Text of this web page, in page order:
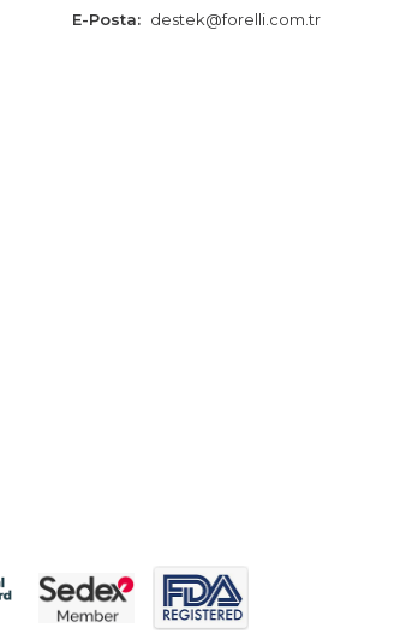
E-Posta: destek@forelli.com.tr